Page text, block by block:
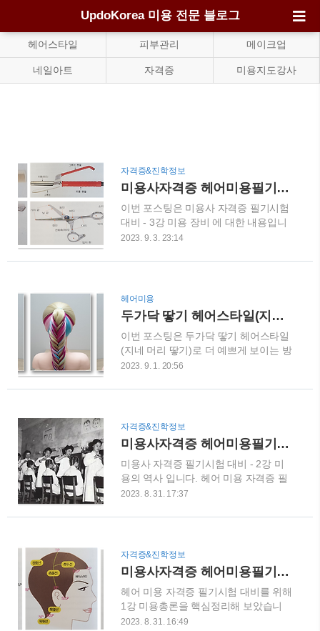
UpdoKorea 미용 전문 블로그
헤어스타일 피부관리 메이크업
네일아트 자격증 미용지도강사
자격증&진학정보
미용사자격증 헤어미용필기시험 대비 - 3강 미용 장비
이번 포스팅은 미용사 자격증 필기시험
대비 - 3강 미용 장비 에 대한 내용입니
다. 필기시험 대비해서 미용이론 총 17
정입니다. 오늘은미용 장비에 대하여 글
쭈욱 읽어보시면 됩니다.1. 미용도구미
용도구에는 빗, 브러시, 가위, 아이론,
레저, 클러퍼 등이 있습니다. ① 빗: 빗
의 구조(고운살, 얼레살),소독(석탄산
수, 크레졸수, 포르말린수, 자외선, 역성
비누액에 담굼)② 브러시 : 시술 목적에
끝과 날끝, 동인, 정인, 선회축나사, 다
리, 약지환, 소지걸이, 엄지환 등)소독
(자외선, 석탄산수, 크레졸수, 포르말린
수..
2023. 9. 3. 23:14
헤어미용
두가닥 땋기 헤어스타일(지네 머리 땋기)로 더 예쁘게 보이는 방법
이번 포스팅은 두가닥 땋기 헤어스타일
(지네 머리 땋기)로 더 예쁘게 보이는 방
법에 대한 주제로 적어볼까 합니다. 두
네 머리 땋기' 라고도 합니다. 여성의 매
여성들 사이에서 인기 있는 헤어스타일
중의 하나이며, 여자 연예인들도 자주
애용하는 헤어스타일입니다. 그러면 지
금부터 두 가닥 땋기 헤어스타일, 즉 지
네 머리 땋기를 더욱 예쁘게 연출하는
방법을 알려드리겠습니다. 단번에 배우
세정하고 건조합니다. 2) 머리를 원하는
위치에 포니테일(ponytail)합니다. 3) 두
가닥의 머리를 각각 왼쪽과 오른쪽으
로..
2023. 9. 1. 20:56
자격증&진학정보
미용사자격증 헤어미용필기시험 대비 - 2강 미용의 역사
미용사 자격증 필기시험 대비 - 2강 미
용의 역사 입니다. 헤어 미용 자격증 필
기시험을 준비하는 분들은 미용의 역사
역사는 인류 역사와 함께 이어져 있으
흐름을 거쳐왔습니다. 미용의 역사는 크
게 고대, 중세, 근대, 현대로 나눌 수 있
습니다. 고대는 이집트, 그리스, 로마 등
에서 미용이 발전하였으며, 중세는 유럽
에서 미용이 발전하였습니다. 근대는 산
업혁명과 함께 미용 산업이 발전하였고,
2023. 8. 31. 17:37
자격증&진학정보
미용사자격증 헤어미용필기시험 대비 - 1강 미용총론
헤어 미용 자격증 필기시험 대비를 위해
1강 미용총론을 핵심정리해 보았습니
다.먼저, 미용총론은 미용의 역사와 이
2023. 8. 31. 16:49